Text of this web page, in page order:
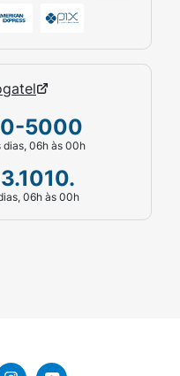
5000
dias, 06h às 00h
06h às 00h